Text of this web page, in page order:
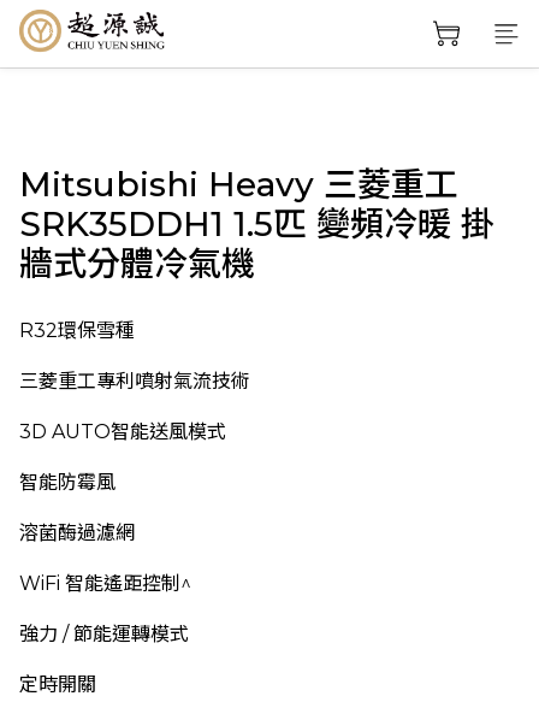
Mitsubishi Heavy 三菱重工
SRK35DDH1 1.5匹 變頻冷暖 掛
牆式分體冷氣機
R32環保雪種
三菱重工專利噴射氣流技術
3D AUTO智能送風模式
智能防霉風
溶菌酶過濾網
WiFi 智能遙距控制^
強力 / 節能運轉模式
定時開關